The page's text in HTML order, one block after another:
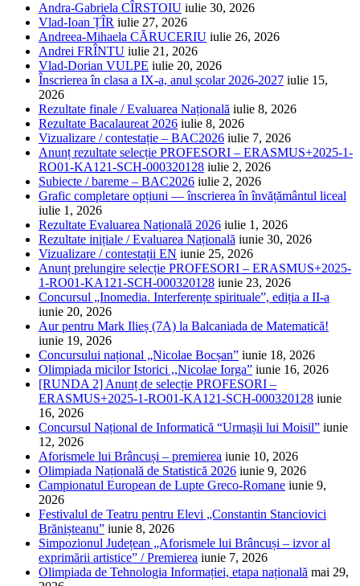
Andra-Gabriela CÎRSTOIU iulie 30, 2026
Vlad-Ioan ȚÎR iulie 27, 2026
Andreea-Mihaela CĂRUCERIU iulie 26, 2026
Andrei FRÎNTU iulie 21, 2026
Vlad-Dorian VULPE iulie 20, 2026
Înscrierea în clasa a IX-a, anul școlar 2026-2027 iulie 15,
2026
Rezultate finale / Evaluarea Națională iulie 8, 2026
Rezultate Bacalaureat 2026 iulie 8, 2026
Vizualizare / contestație – BAC2026 iulie 7, 2026
Anunț rezultate selecție PROFESORI – ERASMUS+2025-1-
RO01-KA121-SCH-000320128 iulie 2, 2026
Subiecte / bareme – BAC2026 iulie 2, 2026
Grafic completare opțiuni — înscrierea în învățământul liceal
iulie 1, 2026
Rezultate Evaluarea Națională 2026 iulie 1, 2026
Rezultate inițiale / Evaluarea Națională iunie 30, 2026
Vizualizare / contestații EN iunie 25, 2026
Anunț prelungire selecție PROFESORI – ERASMUS+2025-
1-RO01-KA121-SCH-000320128 iunie 23, 2026
Concursul „Inomedia. Interferențe spirituale”, ediția a II-a
iunie 20, 2026
Aur pentru Mark Ilieș (7A) la Balcaniada de Matematică!
iunie 19, 2026
Concursului național „Nicolae Bocșan” iunie 18, 2026
Olimpiada micilor Istorici ,,Nicolae Iorga” iunie 16, 2026
[RUNDA 2] Anunț de selecție PROFESORI –
ERASMUS+2025-1-RO01-KA121-SCH-000320128 iunie
16, 2026
Concursul Național de Informatică “Urmașii lui Moisil” iunie
12, 2026
Aforismele lui Brâncuși – premierea iunie 10, 2026
Olimpiada Națională de Statistică 2026 iunie 9, 2026
Campionatul European de Lupte Greco-Romane iunie 9,
2026
Festivalul de Teatru pentru Elevi „Constantin Stanciovici
Brănișteanu” iunie 8, 2026
Simpozionul Județean „Aforismele lui Brâncuși – izvor al
exprimării artistice” / Premierea iunie 7, 2026
Olimpiada de Tehnologia Informației, etapa națională mai 29,